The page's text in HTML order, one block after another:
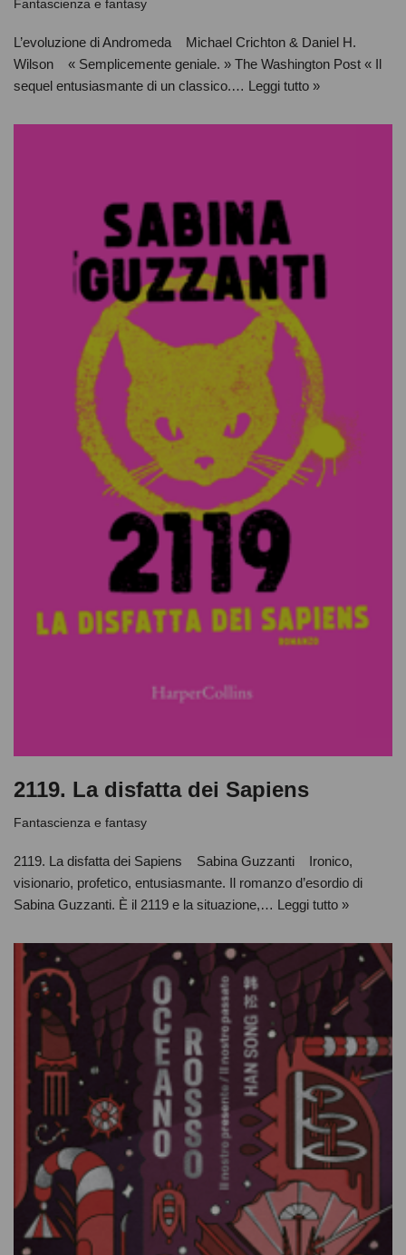
Fantascienza e fantasy
L’evoluzione di Andromeda Michael Crichton & Daniel H.
Wilson « Semplicemente geniale. » The Washington Post « Il
sequel entusiasmante di un classico.… Leggi tutto »
2119. La disfatta dei Sapiens
Fantascienza e fantasy
2119. La disfatta dei Sapiens Sabina Guzzanti Ironico,
visionario, profetico, entusiasmante. Il romanzo d’esordio di
Sabina Guzzanti. È il 2119 e la situazione,… Leggi tutto »